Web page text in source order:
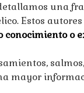
una
Estos
conocimiento o
mayor